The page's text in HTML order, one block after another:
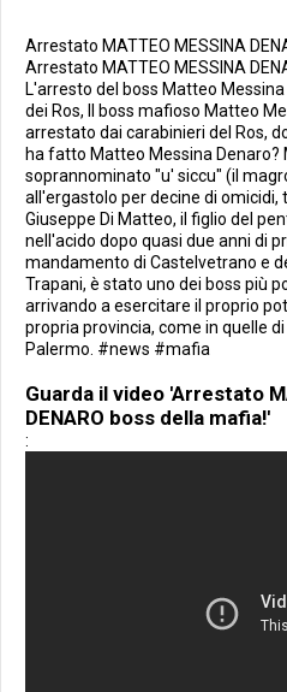
Arrestato MATTEO MESSINA
Arrestato MATTEO MESSINA
L'arresto del boss Matteo
dei Ros, Il boss mafioso Matteo
arrestato dai carabinieri del Ros,
ha fatto Matteo Messina Denaro?
soprannominato "u' siccu" (il
all'ergastolo per decine di omicidi,
Giuseppe Di Matteo, il figlio del
nell'acido dopo quasi due anni di
mandamento di Castelvetrano e
Trapani, è stato uno dei boss più
arrivando a esercitare il proprio
propria provincia, come in quelle
Palermo. #news #mafia
Guarda il video 'Arrestato
DENARO boss della mafia!'
: